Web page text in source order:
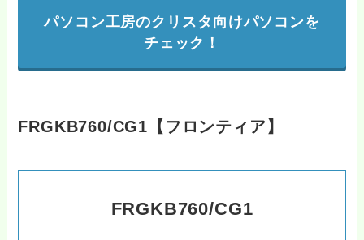
パソコン工房のクリスタ向けパソコンを
チェック！
FRGKB760/CG1【フロンティア】
FRGKB760/CG1